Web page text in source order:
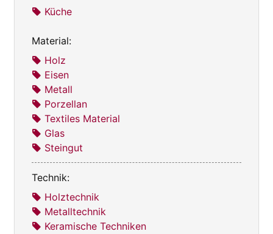
Küche
Material:
Holz
Eisen
Metall
Porzellan
Textiles Material
Glas
Steingut
Technik:
Holztechnik
Metalltechnik
Keramische Techniken